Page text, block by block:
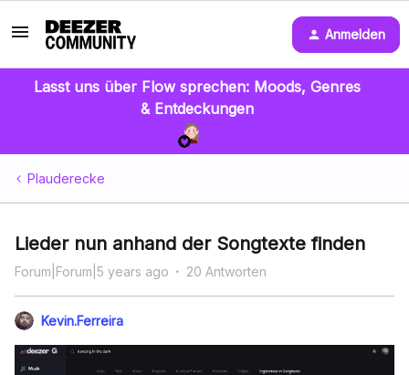
Anmelden
Lasst uns über Flow sprechen: Moods, Genres
& Entdeckungen
Plauderecke
Lieder nun anhand der Songtexte finden
Forum|Forum|5 years ago 20 Antworten
Kevin.Ferreira